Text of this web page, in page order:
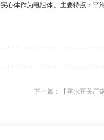
心体作为电阻体。主要特点：平
下一篇：【霍尔开关厂